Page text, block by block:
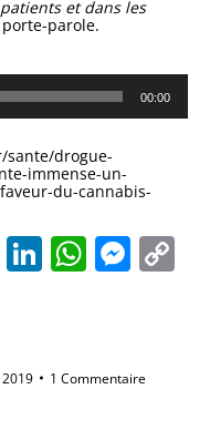
et dans les
parole.
00:00
sante/drogue-
immense-un-
du-cannabis-
Snapchat
LinkedIn
1 Commentaire